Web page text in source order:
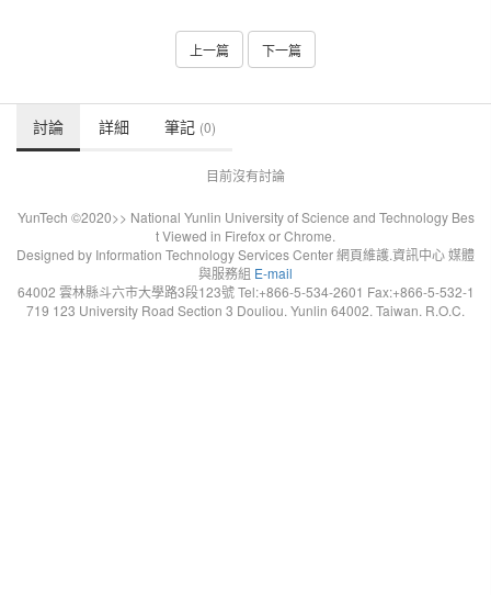
上一篇 下一篇
討論 詳細 筆記 (0)
目前沒有討論
YunTech ©2020>> National Yunlin University of Science and Technology Bes
t Viewed in Firefox or Chrome.
Designed by Information Technology Services Center 網頁維護.資訊中心 媒體
與服務組 E-mail
64002 雲林縣斗六市大學路3段123號 Tel:+866-5-534-2601 Fax:+866-5-532-1
719 123 University Road Section 3 Douliou. Yunlin 64002. Taiwan. R.O.C.